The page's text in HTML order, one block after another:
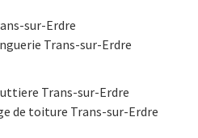
sur-Erdre
Trans-sur-Erdre
Trans-sur-Erdre
de toiture Trans-sur-Erdre